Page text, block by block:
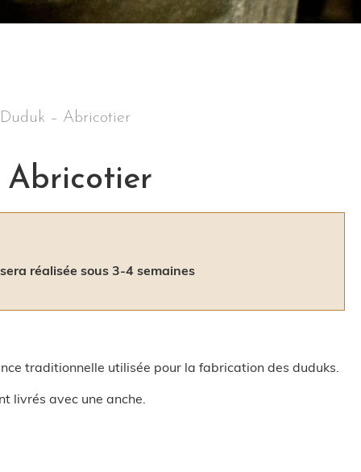
– Abricotier
Abricotier
réalisée sous 3-4 semaines
traditionnelle utilisée pour la fabrication des duduks.
livrés avec une anche.